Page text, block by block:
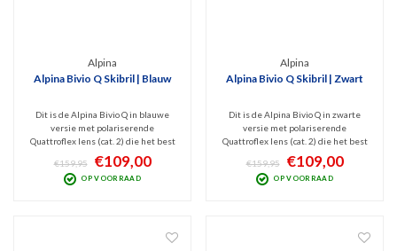
Alpina
Alpina Bivio Q Skibril | Blauw
Dit is de Alpina Bivio Q in blauwe
versie met polariserende
Quattroflex lens (cat. 2) die het best
presteert bij bewolkt tot licht zonnig
weer. Goede bescherming tegen
schadelijk UV en infrarood en
€159,95 €109,00
OP VOORRAAD
Alpina
Alpina Bivio Q Skibril | Zwart
Dit is de Alpina Bivio Q in zwarte
versie met polariserende
Quattroflex lens (cat. 2) die het best
presteert bij bewolkt tot licht zonnig
weer. Goede bescherming tegen
schadelijk UV en infrarood en
€159,95 €109,00
OP VOORRAAD